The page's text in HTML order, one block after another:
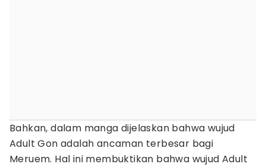
Bahkan, dalam manga dijelaskan bahwa wujud
Adult Gon adalah ancaman terbesar bagi
Meruem. Hal ini membuktikan bahwa wujud Adult